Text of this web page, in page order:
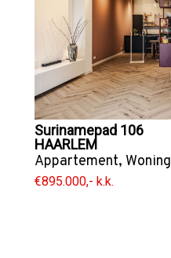
Surinamepad 106
HAARLEM
Appartement, Woning
€895.000,- k.k.